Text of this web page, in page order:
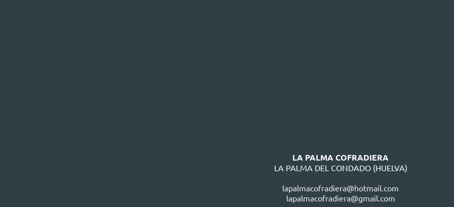
LA PALMA COFRADIERA
LA PALMA DEL CONDADO (HUELVA)
lapalmacofradiera@hotmail.com
lapalmacofradiera@gmail.com